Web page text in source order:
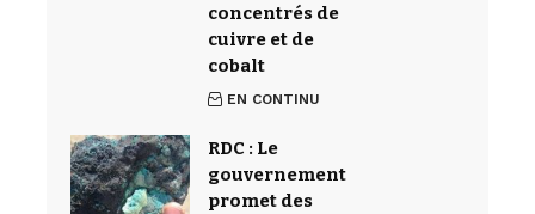
concentrés de
cuivre et de
cobalt
EN CONTINU
RDC : Le
gouvernement
promet des